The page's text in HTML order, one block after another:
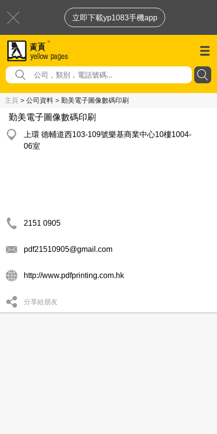
立即下載yp1083手機app
主頁 > 公司資料 > 勤美電子圖像數碼印刷
勤美電子圖像數碼印刷
上環 德輔道西103-109號樂基商業中心10樓1004-
06室
2151 0905
pdf21510905@gmail.com
http://www.pdfprinting.com.hk
分享給朋友